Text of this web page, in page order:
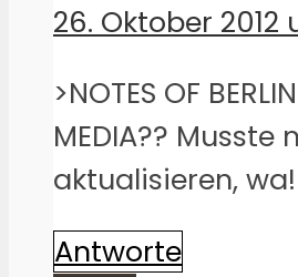
26. Oktober 2012
>NOTES OF
MEDIA?? Musste
aktualisieren,
Antworte